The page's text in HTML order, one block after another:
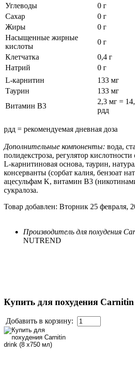
Углеводы
0 г
Сахар
0 г
Жиры
0 г
Насыщенные жирные
кислоты
0 г
Клетчатка
0,4 г
Натрий
0 г
L-карнитин
133 мг
Таурин
133 мг
Витамин B3
2,3 мг =
рдд
рдд = рекомендуемая дневная доза
Дополнительные компоненты: вода,
полидекстроза, регулятор
L-карнитиновая основа, таурин,
консерванты (сорбат калия, бензоат
ацесульфам K, витамин В3
сукралоза.
Товар добавлен: Вторник 25 февраля,
Производитель для похудения
NUTREND
Купить для похудения
Добавить в корзину: